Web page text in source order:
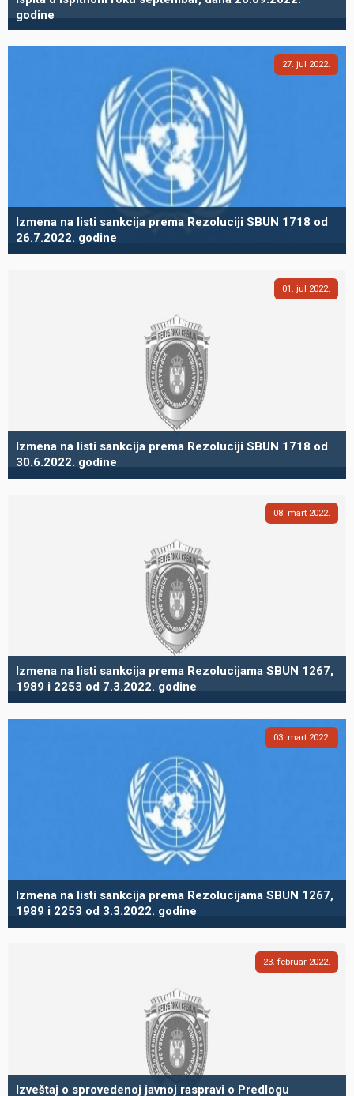
godine
27 jul 2022
Izmena na listi sankcija prema Rezoluciji SBUN 1718 od
26.7.2022. godine
01 jul 2022
Izmena na listi sankcija prema Rezoluciji SBUN 1718 od
30.6.2022. godine
08 mart 2022
Izmena na listi sankcija prema Rezolucijama SBUN 1267,
1989 i 2253 od 7.3.2022. godine
03 mart 2022
Izmena na listi sankcija prema Rezolucijama SBUN 1267,
1989 i 2253 od 3.3.2022. godine
23 februar 2022
Izveštaj o sprovedenoj javnoj raspravi o Predlogu